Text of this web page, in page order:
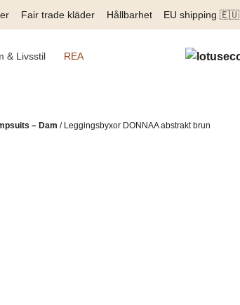
Fair trade kläder Hållbarhet EU shipping 🇪🇺
& Livsstil REA
– Dam / Leggingsbyxor DONNAA abstrakt brun